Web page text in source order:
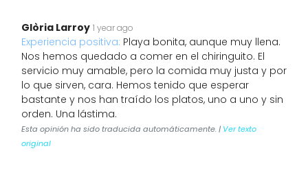
Glòria Larroy 1 year ago
Experiencia positiva: Playa bonita, aunque muy llena.
Nos hemos quedado a comer en el chiringuito. El
servicio muy amable, pero la comida muy justa y por
lo que sirven, cara. Hemos tenido que esperar
bastante y nos han traído los platos, uno a uno y sin
orden. Una lástima.
Esta opinión ha sido traducida automáticamente. | Ver texto
original